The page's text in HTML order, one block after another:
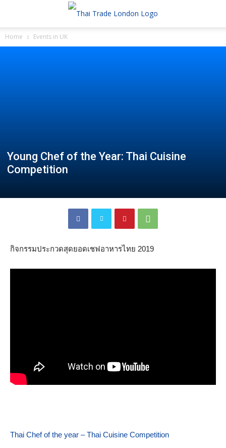
Home Events in UK
Young Chef of the Year: Thai Cuisine
Competition
กิจกรรมประกวดสุดยอดเชฟอาหารไทย 2019
Thai Chef of the year – Thai Cuisine Competition